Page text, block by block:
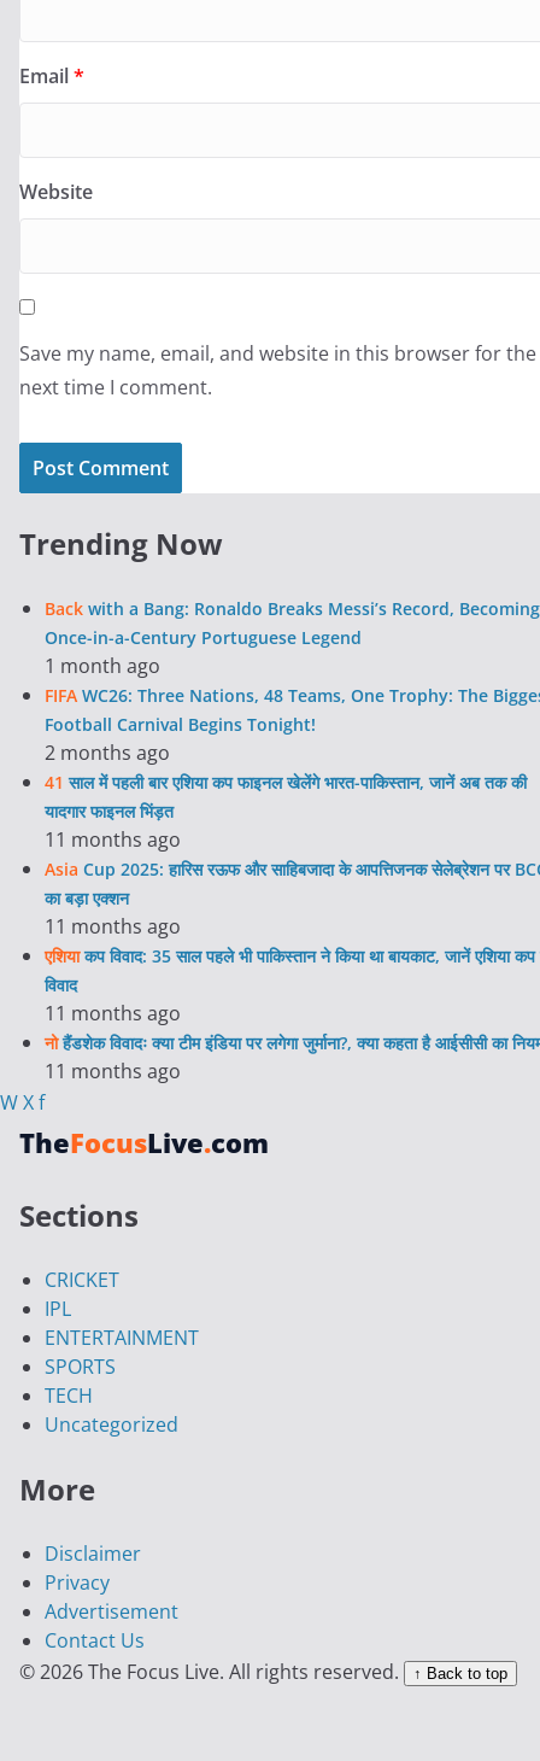
Email*
Website
Save my name, email, and website in this browser for the
next time I comment.
Trending Now
Back with a Bang: Ronaldo Breaks Messi’s Record,
Once-in-a-Century Portuguese Legend
1 month ago
FIFA WC26: Three Nations, 48 Teams, One Trophy: The
Football Carnival Begins Tonight!
2 months ago
41 साल में पहली बार एशिया कप फाइनल खेलेंगे भारत-पाकिस्तान, जानें अब तक की
यादगार फाइनल भिंड़त
11 months ago
Asia Cup 2025: हारिस रऊफ और साहिबजादा के आपत्तिजनक सेलेब्रेशन पर
का बड़ा एक्शन
11 months ago
एशियाकप विवाद: 35 साल पहले भी पाकिस्तान ने किया था बायकाट, जानें एशिया
विवाद
11 months ago
नोहैंडशेक विवादः क्या टीम इंडिया पर लगेगा जुर्माना?, क्या कहता है आईसीसी का
11 months ago
WXf
TheFocusLive.com
Sections
CRICKET
IPL
ENTERTAINMENT
SPORTS
TECH
Uncategorized
More
Disclaimer
Privacy
Advertisement
Contact Us
© 2026 The Focus Live. All rights reserved.
↑ Back to top